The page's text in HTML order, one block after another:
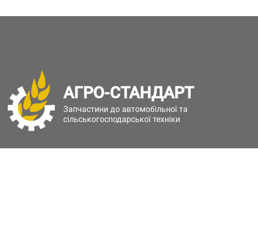
АГРО-СТАНДАРТ
Запчастини до автомобільної та
сільськогосподарської техніки